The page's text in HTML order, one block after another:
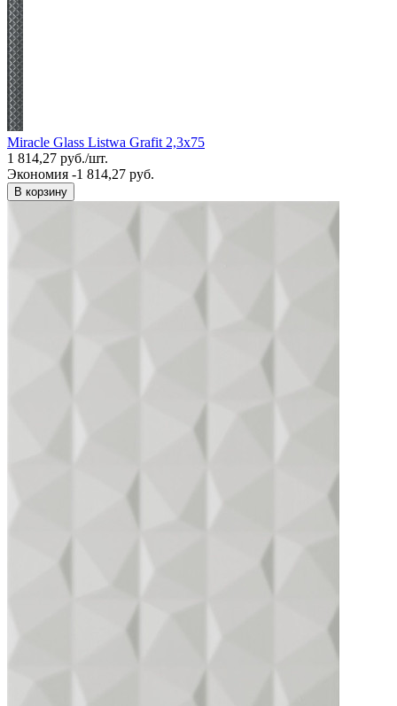
Miracle Glass Listwa Grafit 2,3x75
1 814,27 руб./шт.
Экономия -1 814,27 руб.
В корзину